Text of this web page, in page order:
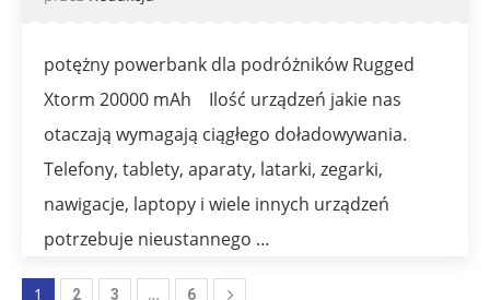
potężny powerbank dla podróżników Rugged
Xtorm 20000 mAh Ilość urządzeń jakie nas
otaczają wymagają ciągłego doładowywania.
Telefony, tablety, aparaty, latarki, zegarki,
nawigacje, laptopy i wiele innych urządzeń
potrzebuje nieustannego …
1 2 3 … 6